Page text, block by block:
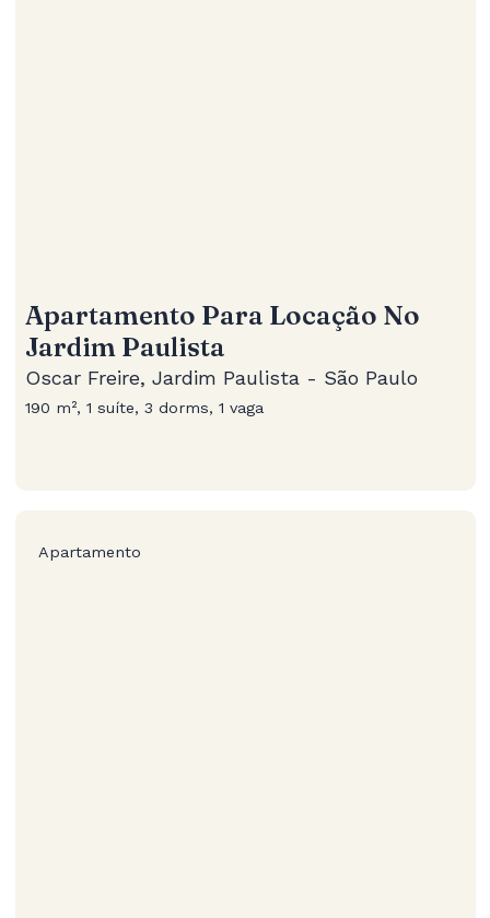
Apartamento Para Locação No
Jardim Paulista
Oscar Freire, Jardim Paulista - São Paulo
190 m², 1 suíte, 3 dorms, 1 vaga
Apartamento